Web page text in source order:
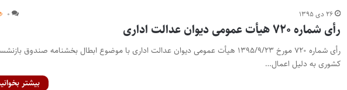
۲۶ دی ۱۳۹۵ ۰
رأی شماره ۷۲۰ هیأت عمومی دیوان عدالت اداری
رأی شماره ۷۲۰ مورخ ۱۳۹۵/۹/۲۳ هیأت عمومی دیوان عدالت اداری با موضوع ابطال بخشنامه صندوق
کشوری به دلیل اعمال…
بیشتر